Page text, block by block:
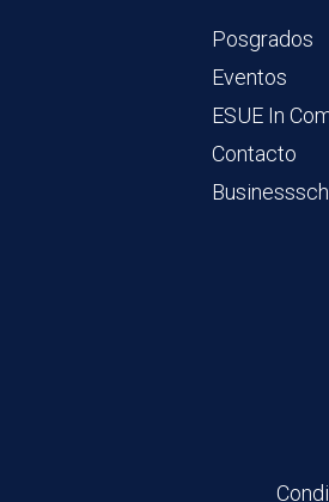
Posgrados
Eventos
ESUE In
Contacto